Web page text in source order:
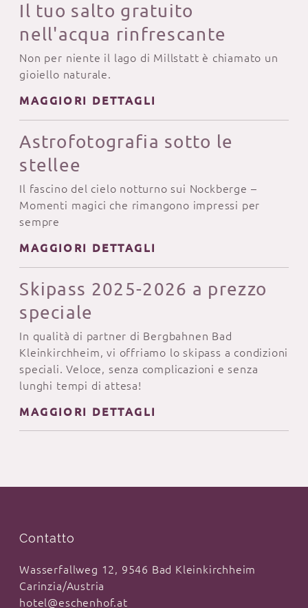
Il tuo salto gratuito
nell'acqua rinfrescante
Non per niente il lago di Millstatt è chiamato un
gioiello naturale.
MAGGIORI DETTAGLI
Astrofotografia sotto le
stellee
Il fascino del cielo notturno sui Nockberge –
Momenti magici che rimangono impressi per
sempre
MAGGIORI DETTAGLI
Skipass 2025-2026 a prezzo
speciale
In qualità di partner di Bergbahnen Bad
Kleinkirchheim, vi offriamo lo skipass a condizioni
speciali. Veloce, senza complicazioni e senza
lunghi tempi di attesa!
MAGGIORI DETTAGLI
Contatto
Wasserfallweg 12, 9546 Bad Kleinkirchheim
Carinzia/Austria
hotel@eschenhof.at